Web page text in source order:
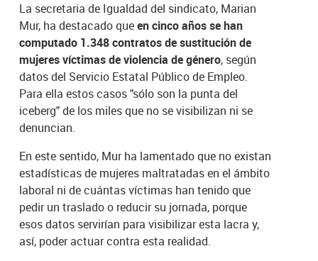
La secretaria de Igualdad del sindicato, Marian
Mur, ha destacado queen cinco años se han
computado 1.348 contratos de sustitución de
mujeres víctimas de violencia de género, según
datos del Servicio Estatal Público de Empleo.
Para ella estos casos "sólo son la punta del
iceberg" de los miles que no se visibilizan ni se
denuncian.
En este sentido, Mur ha lamentado que no existan
estadísticas de mujeres maltratadas en el ámbito
laboral ni de cuántas víctimas han tenido que
pedir un traslado o reducir su jornada, porque
esos datos servirían para visibilizar esta lacra y,
así, poder actuar contra esta realidad.